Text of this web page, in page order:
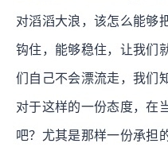
对滔滔大浪，该怎么能够
钩住，能够稳住，让我们
们自己不会漂流走，我们
对于这样的一份态度，在
吧？尤其是那样一份承担